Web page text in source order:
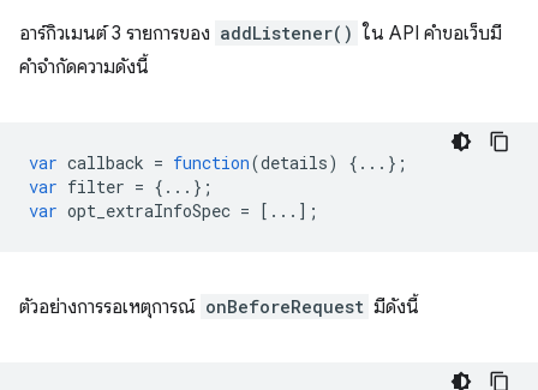
อาร์กิวเมนต์ 3 รายการของ addListener() ใน API คำขอเว็บมี
คำจำกัดความดังนี้
var callback = function(details)
{...};
var filter = {...};
var opt_extraInfoSpec = [...];
ตัวอย่างการรอเหตุการณ์ onBeforeRequest มีดังนี้